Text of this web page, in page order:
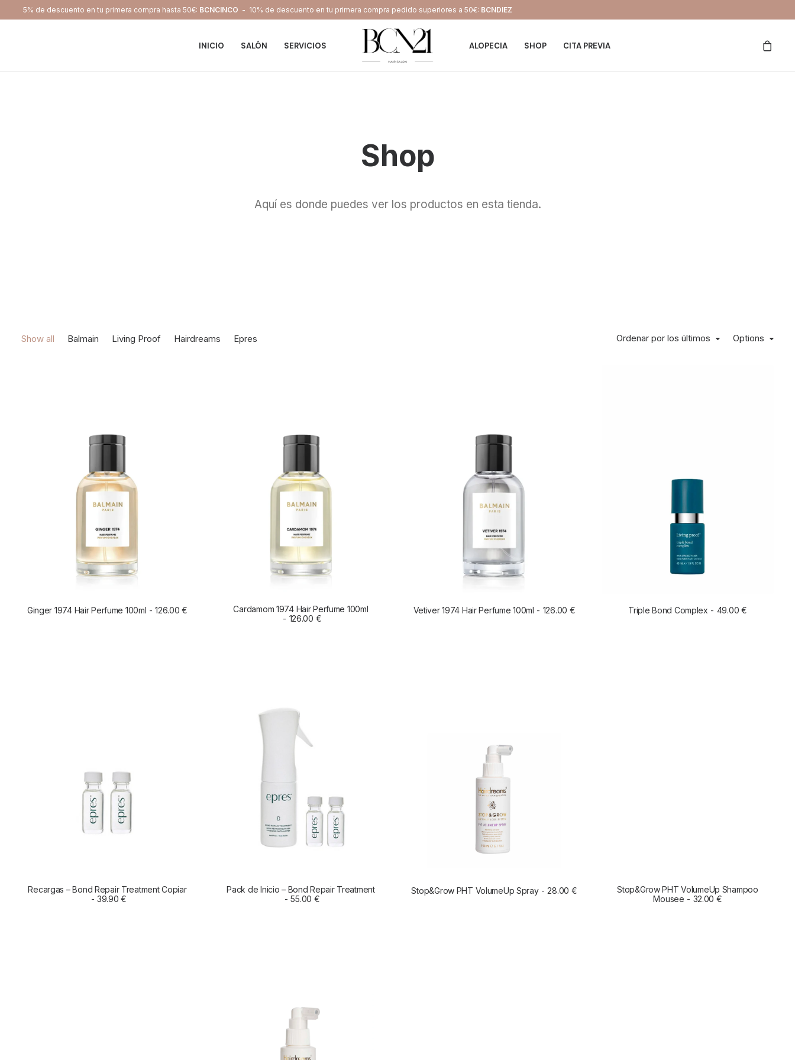
5% de descuento en tu primera compra hasta 50€: BCNCINCO - 10% de descuento en tu primera compra pedido superiores a 50€: BCNDIEZ
INICIO SALÓN SERVICIOS ALOPECIA SHOP CITA PREVIA
Shop
Aquí es donde puedes ver los productos en esta tienda.
Show all Balmain Living Proof Hairdreams Epres Ordenar por los últimos Options
Ginger 1974 Hair Perfume 100ml 126.00€
AÑADIR AL CARRITO
Cardamom 1974 Hair Perfume 100ml
126.00 €
Vetiver 1974 Hair Perfume 100ml 126.00 €
LEER MÁS
Triple Bond Complex 49.00€
LEER MÁS
Recargas – Bond Repair Treatment Copiar
39.90€ LEER MÁS
Pack de Inicio – Bond Repair Treatment
55.00 € AÑADIR AL CARRITO
Stop&Grow PHT VolumeUp Spray 28.00 €
AÑADIR AL CARRITO
Stop&Grow PHT VolumeUp Shampoo
Mousee
32.00 €